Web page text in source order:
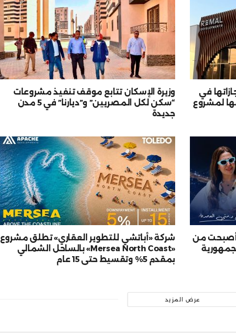
في
لمشروع
وزيرة الإسكان تتابع موقف تنفيذ مشروعات
“سكن لكل المصريين” و”ديارنا” في 5 مدن
جديدة
أصبحت من
شركة «أباتشي للتطوير العقاري» تطلق مشروع
«Mersea North Coast» بالساحل الشمالي
بمقدم 5% وتقسيط حتى 15 عام
عرض المزيد